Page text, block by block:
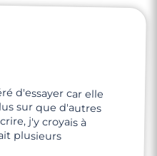
d'essayer car elle
sur que d'autres
j'y croyais à
fait plusieurs